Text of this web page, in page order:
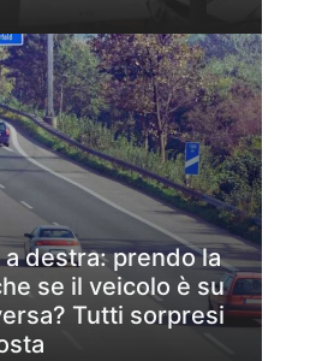
a destra: prendo la
se il veicolo è su
Tutti sorpresi